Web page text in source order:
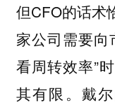
但CFO的话术
家公司需要向
看周转效率”
其有限。戴